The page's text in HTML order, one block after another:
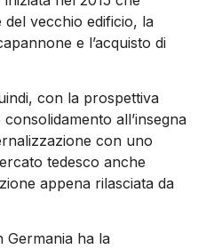
vecchio edificio, la
e l’acquisto di
con la prospettiva
all’insegna
con uno
tedesco anche
appena rilasciata da
Germania ha la